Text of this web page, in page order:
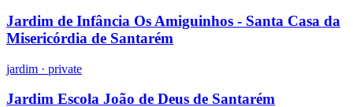
Jardim de Infância Os Amiguinhos - Santa Casa da
Misericórdia de Santarém
jardim · private
Jardim Escola João de Deus de Santarém